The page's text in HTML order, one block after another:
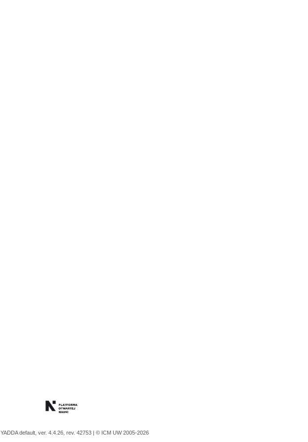
YADDAdefault, ver. 4.4.26, rev. 42753 | © ICM UW 2005-2026